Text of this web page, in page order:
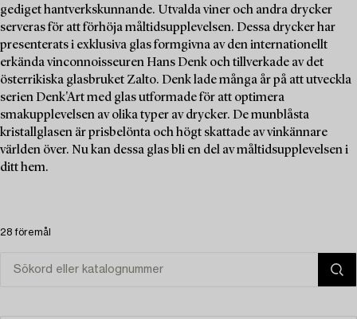
gediget hantverkskunnande. Utvalda viner och andra drycker
serveras för att förhöja måltidsupplevelsen. Dessa drycker har
presenterats i exklusiva glas formgivna av den internationellt
erkända vinconnoisseuren Hans Denk och tillverkade av det
österrikiska glasbruket Zalto. Denk lade många år på att utveckla
serien Denk'Art med glas utformade för att optimera
smakupplevelsen av olika typer av drycker. De munblåsta
kristallglasen är prisbelönta och högt skattade av vinkännare
världen över. Nu kan dessa glas bli en del av måltidsupplevelsen i
ditt hem.
28 föremål